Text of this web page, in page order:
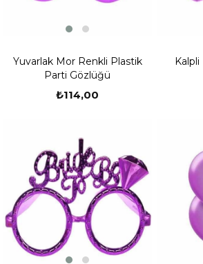
Yuvarlak Mor Renkli Plastik
Parti Gözlüğü
₺114,00